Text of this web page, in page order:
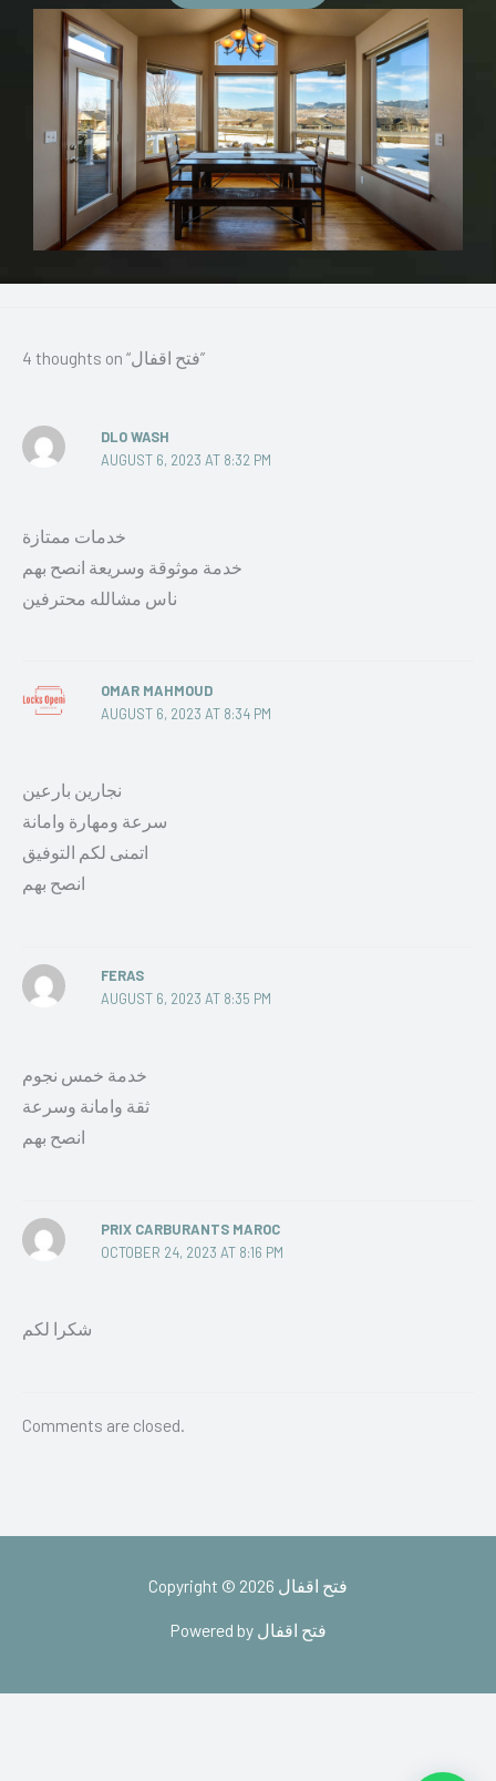
4 thoughts on “فتح اقفال”
DLO WASH
AUGUST 6, 2023 AT 8:32 PM
خدمات ممتازة
خدمة موثوقة وسريعة انصح بهم
ناس مشالله محترفين
OMAR MAHMOUD
AUGUST 6, 2023 AT 8:34 PM
نجارين بارعين
سرعة ومهارة وامانة
اتمنى لكم التوفيق
انصح بهم
FERAS
AUGUST 6, 2023 AT 8:35 PM
خدمة خمس نجوم
ثقة وامانة وسرعة
انصح بهم
PRIX CARBURANTS MAROC
OCTOBER 24, 2023 AT 8:16 PM
شكرا لكم
Comments are closed.
Copyright © 2026 فتح اقفال
Powered by فتح اقفال